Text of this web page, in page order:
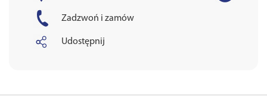
Zadzwoń i zamów
Udostępnij